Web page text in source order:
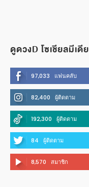
ดูดวงD โซเชียลมีเดีย
97,033 แฟนคลับ
82,400 ผู้ติดตาม
192,300 ผู้ติดตาม
84 ผู้ติดตาม
8,570 สมาชิก